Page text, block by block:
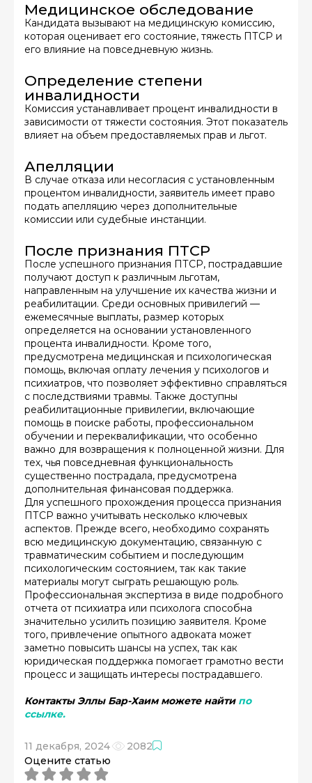
Медицинское обследование
Кандидата вызывают на медицинскую комиссию,
которая оценивает его состояние, тяжесть ПТСР и
его влияние на повседневную жизнь.
Определение степени
инвалидности
Комиссия устанавливает процент инвалидности в
зависимости от тяжести состояния. Этот показатель
влияет на объем предоставляемых прав и льгот.
Апелляции
В случае отказа или несогласия с установленным
процентом инвалидности, заявитель имеет право
подать апелляцию через дополнительные
комиссии или судебные инстанции.
После признания ПТСР
После успешного признания ПТСР, пострадавшие
получают доступ к различным льготам,
направленным на улучшение их качества жизни и
реабилитации. Среди основных привилегий —
ежемесячные выплаты, размер которых
определяется на основании установленного
процента инвалидности. Кроме того,
предусмотрена медицинская и психологическая
помощь, включая оплату лечения у психологов и
психиатров, что позволяет эффективно справляться
с последствиями травмы. Также доступны
реабилитационные привилегии, включающие
помощь в поиске работы, профессиональном
обучении и переквалификации, что особенно
важно для возвращения к полноценной жизни. Для
тех, чья повседневная функциональность
существенно пострадала, предусмотрена
дополнительная финансовая поддержка.
Для успешного прохождения процесса признания
ПТСР важно учитывать несколько ключевых
аспектов. Прежде всего, необходимо сохранять
всю медицинскую документацию, связанную с
травматическим событием и последующим
психологическим состоянием, так как такие
материалы могут сыграть решающую роль.
Профессиональная экспертиза в виде подробного
отчета от психиатра или психолога способна
значительно усилить позицию заявителя. Кроме
того, привлечение опытного адвоката может
заметно повысить шансы на успех, так как
юридическая поддержка помогает грамотно вести
процесс и защищать интересы пострадавшего.
Контакты Эллы Бар-Хаим можете найти по
ссылке.
11 декабря, 2024
2082
Оцените статью